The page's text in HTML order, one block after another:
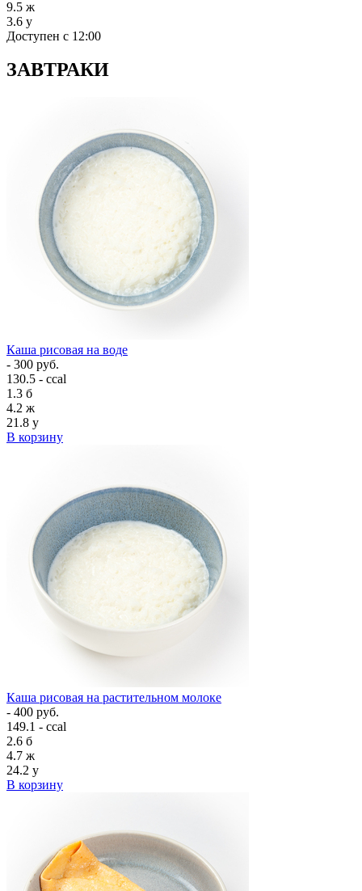
9.5 ж
3.6 у
Доступен с 12:00
ЗАВТРАКИ
Каша рисовая на воде
- 300 руб.
130.5 - ccal
1.3 б
4.2 ж
21.8 у
В корзину
Каша рисовая на растительном молоке
- 400 руб.
149.1 - ccal
2.6 б
4.7 ж
24.2 у
В корзину